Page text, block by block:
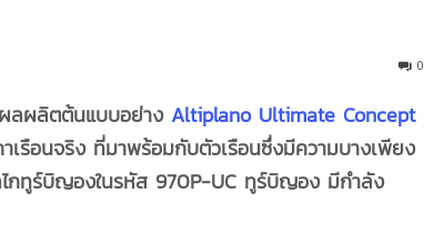
0
ลผลิตต้นแบบอย่าง Altiplano Ultimate Concept
เรือนจริง ที่มาพร้อมกับตัวเรือนซึ่งมีความบางเพียง
กทูร์บิญองในรหัส 970P-UC ทูร์บิญอง มีกำลัง